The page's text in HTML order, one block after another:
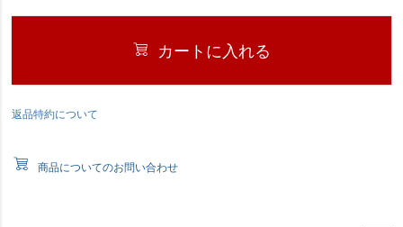
カートに入れる
返品特約について
商品についてのお問い合わせ